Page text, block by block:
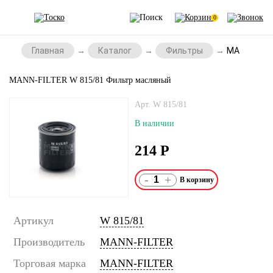
0
Главная Каталог Фильтры MANN-
MANN-FILTER W 815/81 Фильтр масляный
Арт. W 815/81
В наличии
214 Р
- +
Артикул
W 815/81
Производитель
MANN-FILTER
Торговая марка
MANN-FILTER